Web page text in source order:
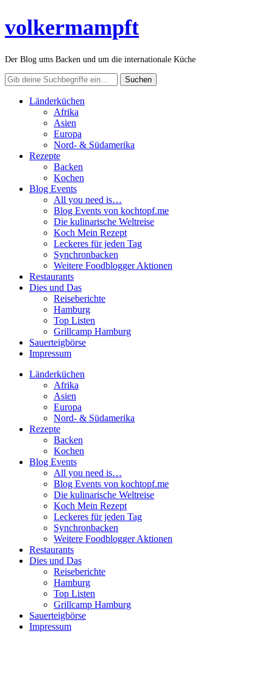
volkermampft
Der Blog ums Backen und um die internationale Küche
Länderküchen
Afrika
Asien
Europa
Nord- & Südamerika
Rezepte
Backen
Kochen
Blog Events
All you need is…
Blog Events von kochtopf.me
Die kulinarische Weltreise
Koch Mein Rezept
Leckeres für jeden Tag
Synchronbacken
Weitere Foodblogger Aktionen
Restaurants
Dies und Das
Reiseberichte
Hamburg
Top Listen
Grillcamp Hamburg
Sauerteigbörse
Impressum
Länderküchen
Afrika
Asien
Europa
Nord- & Südamerika
Rezepte
Backen
Kochen
Blog Events
All you need is…
Blog Events von kochtopf.me
Die kulinarische Weltreise
Koch Mein Rezept
Leckeres für jeden Tag
Synchronbacken
Weitere Foodblogger Aktionen
Restaurants
Dies und Das
Reiseberichte
Hamburg
Top Listen
Grillcamp Hamburg
Sauerteigbörse
Impressum